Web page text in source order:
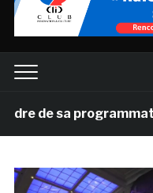
programmation